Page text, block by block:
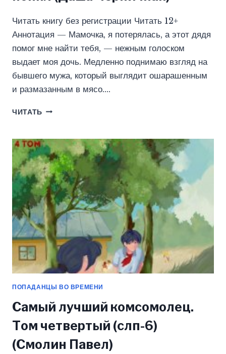
Читать книгу без регистрации Читать 12+
Аннотация — Мамочка, я потерялась, а этот дядя
помог мне найти тебя, — нежным голоском
выдает моя дочь. Медленно поднимаю взгляд на
бывшего мужа, который выглядит ошарашенным
и размазанным в мясо….
ЧИТАТЬ БЫВШИЕ.
НИЧЕГО
И
НЕ
ПОНЯЛ
(ДАША
ЧЕРНИЧНАЯ)
ПОПАДАНЦЫ ВО ВРЕМЕНИ
Самый лучший комсомолец.
Том четвертый (слп-6)
(Смолин Павел)